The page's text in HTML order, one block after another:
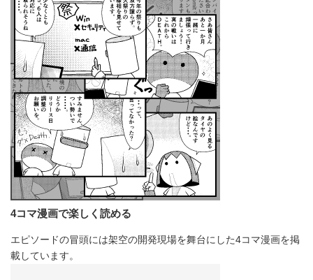
4コマ漫画で楽しく読める
エピソードの冒頭には架空の開発現場を舞台にした4コマ漫画を掲
載しています。